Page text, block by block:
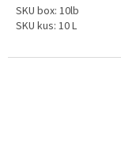
SKU box: 10lb
SKU kus: 10 L